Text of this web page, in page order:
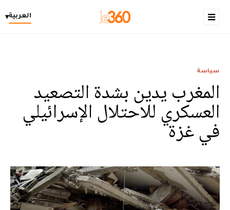
العربية▾
سياسة
المغرب يدين بشدة التصعيد
العسكري للاحتلال الإسرائيلي
في غزة